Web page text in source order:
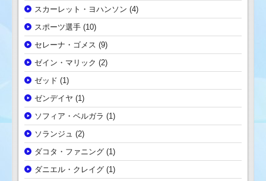
スカーレット・ヨハンソン (4)
スポーツ選手 (10)
セレーナ・ゴメス (9)
ゼイン・マリック (2)
ゼッド (1)
ゼンデイヤ (1)
ソフィア・ベルガラ (1)
ソランジュ (2)
ダコタ・ファニング (1)
ダニエル・クレイグ (1)